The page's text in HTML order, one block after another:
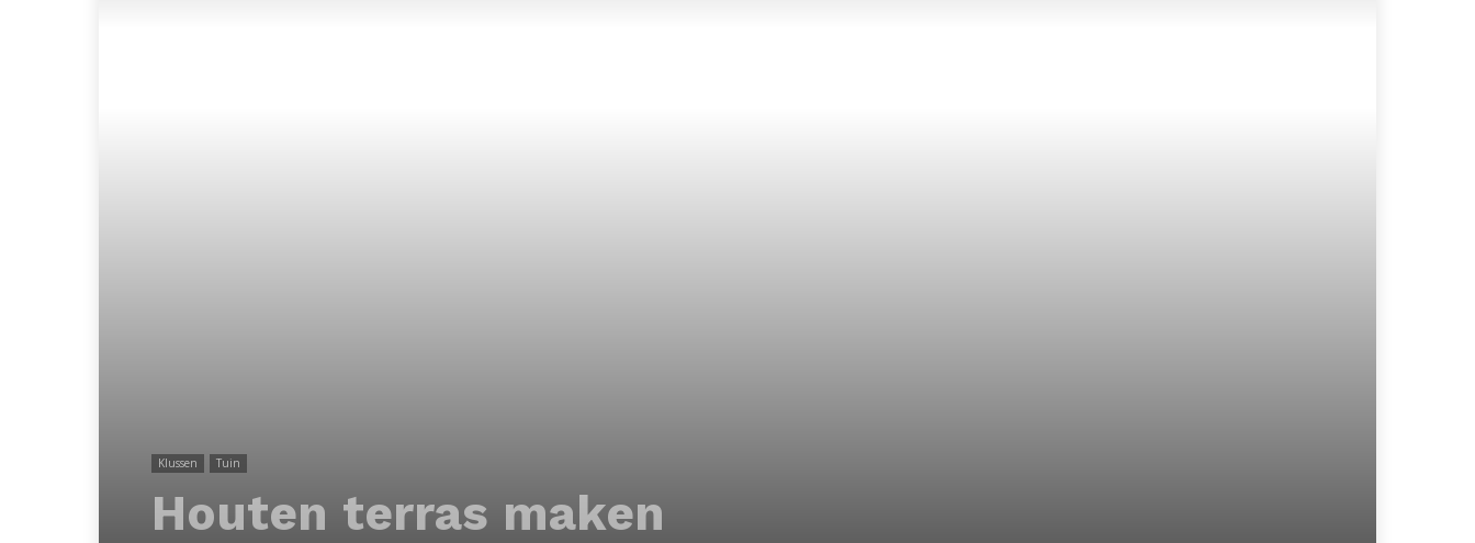
Klussen Tuin
Houten terras maken